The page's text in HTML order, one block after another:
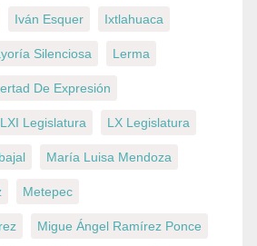
Iván Esquer Ixtlahuaca
Silenciosa Lerma
De Expresión
LXI Legislatura LX Legislatura
María Luisa Mendoza
Metepec
Migue Ángel Ramírez Ponce